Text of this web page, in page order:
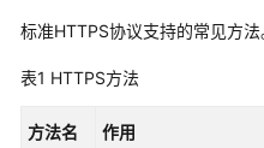
速
门
标准HTTPS协议支持的常见方法
表1 HTTPS方法
方法名 作用